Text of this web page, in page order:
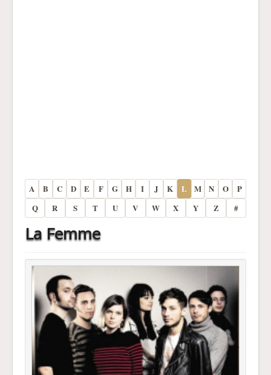
A B C D E F G H I J K L M N O
P
Q
R S T U V W X Y Z #
La Femme